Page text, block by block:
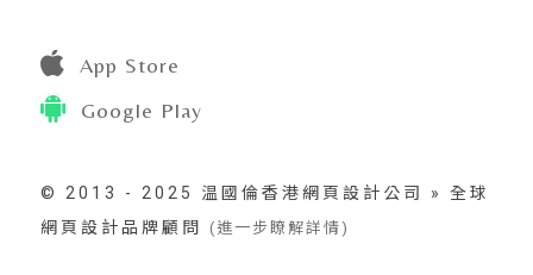
App Store
Google Play
© 2013 - 2025 温國倫香港網頁設計公司 » 全球
網頁設計品牌顧問
(進一步瞭解詳情)